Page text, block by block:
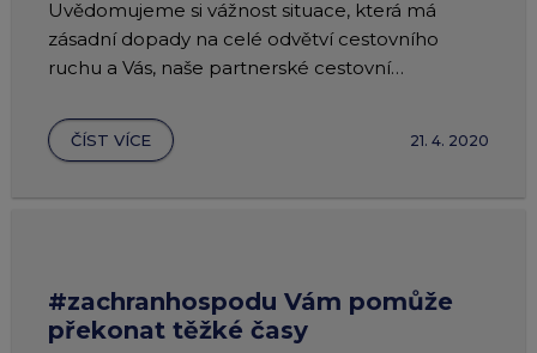
Uvědomujeme si vážnost situace, která má
zásadní dopady na celé odvětví cestovního
ruchu a Vás, naše partnerské cestovní
překonat (zejména finančně) toto složité
období, abyste po skončení současných
ČÍST VÍCE 21. 4. 2020
#zachranhospodu Vám pomůže
překonat těžké časy